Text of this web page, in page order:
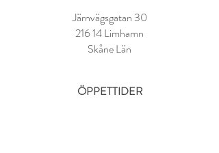
Järnvägsgatan 30
216 14 Limhamn
Skåne Län
ÖPPETTIDER